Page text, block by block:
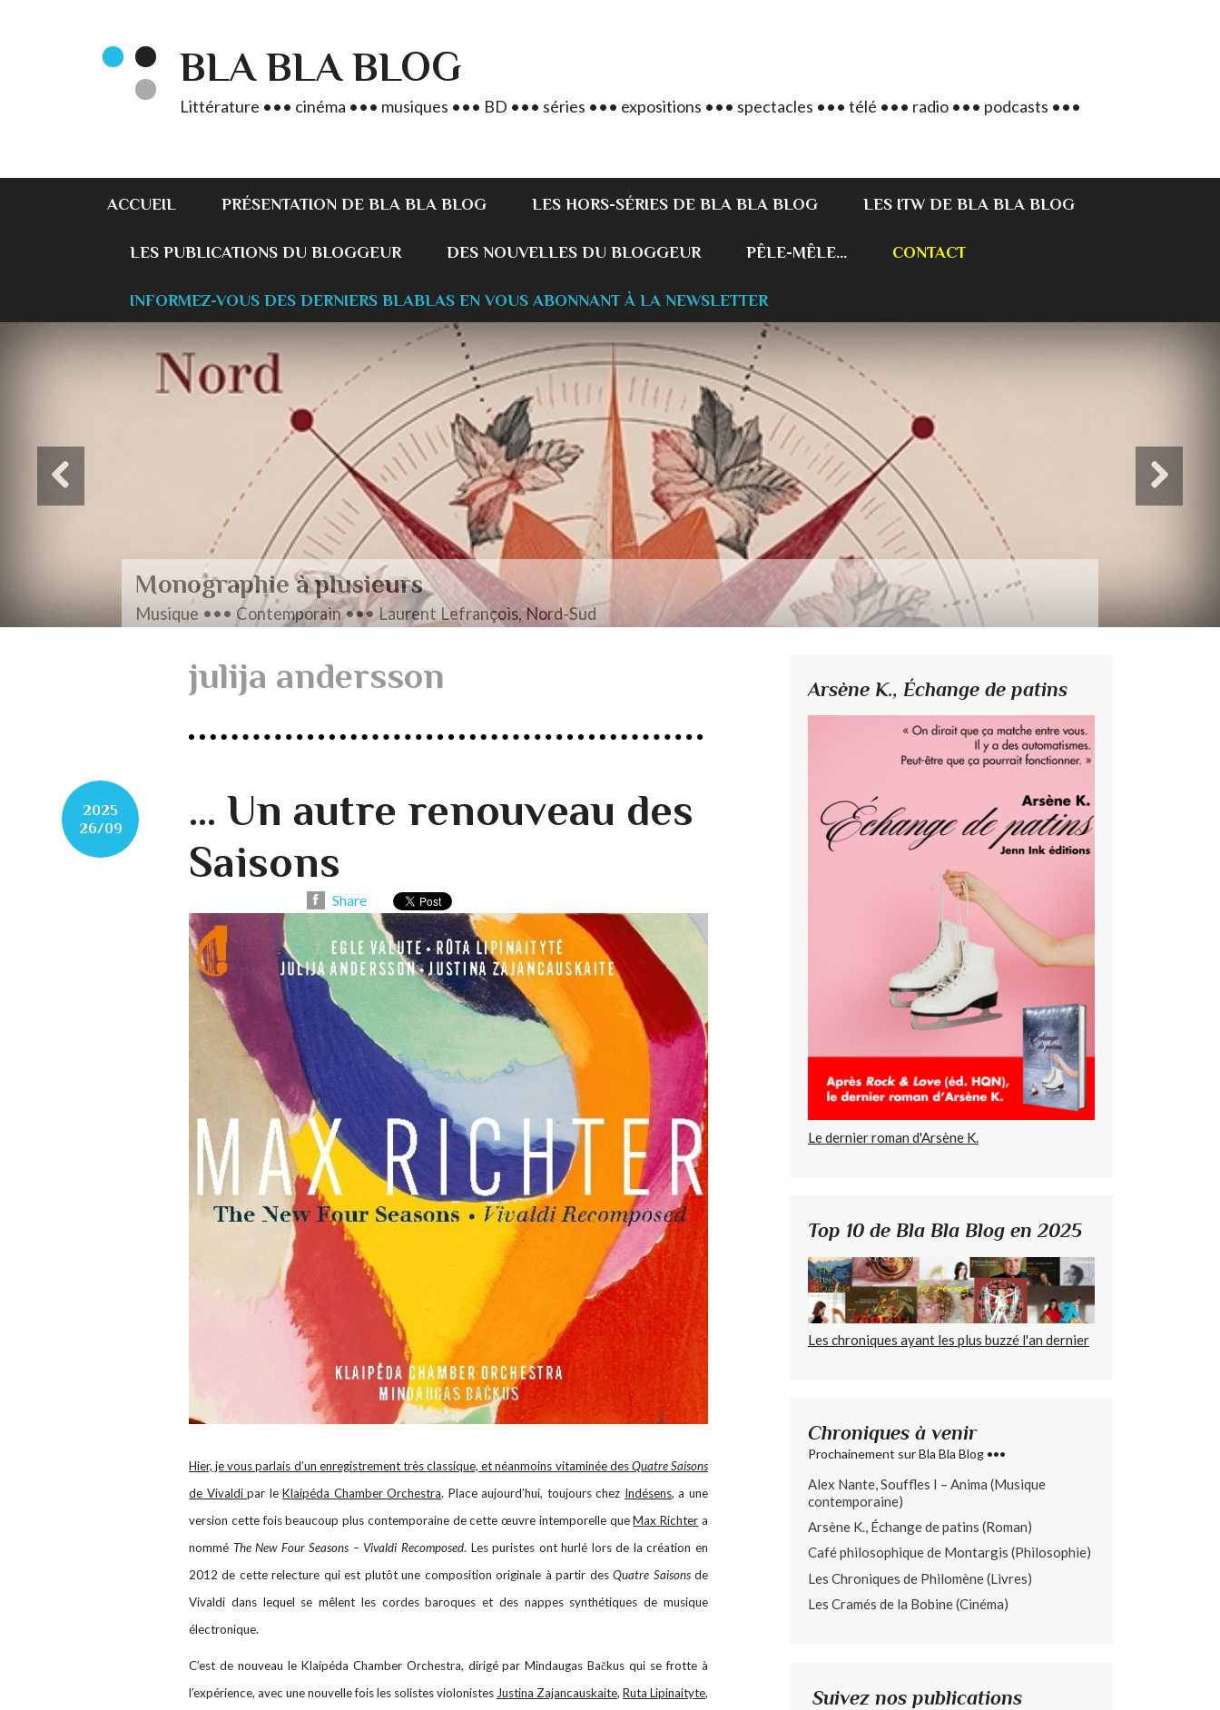
BLA BLA BLOG
Littérature ••• cinéma ••• musiques ••• BD ••• séries ••• expositions ••• spectacles ••• télé ••• radio ••• podcasts •••
ACCUEIL PRÉSENTATION DE BLA BLA BLOG LES HORS-SÉRIES DE BLA BLA BLOG LES ITW DE BLA BLA BLOG
LES PUBLICATIONS DU BLOGGEUR DES NOUVELLES DU BLOGGEUR PÊLE-MÊLE... CONTACT
INFORMEZ-VOUS DES DERNIERS BLABLAS EN VOUS ABONNANT À LA NEWSLETTER
Monographie à plusieurs
Musique ••• Contemporain ••• Laurent Lefrançois, Nord-Sud
julija andersson
2025
26/09
… Un autre renouveau des
Saisons
Share
Hier, je vous parlais d’un enregistrement très classique, et néanmoins vitaminée desQuatre Saisons
de Vivaldipar leKlaipéda Chamber Orchestra. Place aujourd’hui, toujours chez Indésens, a une
version cette fois beaucoup plus contemporaine de cette œuvre intemporelle queMax Richter a
nommé The New Four Seasons – Vivaldi Recomposed. Les puristes ont hurlé lors de la création en
2012 de cette relecture qui est plutôt une composition originale à partir desQuatre Saisonsde
Vivaldi dans lequel se mêlent les cordes baroques et des nappes synthétiques de musique
électronique.
C’est de nouveau le Klaipéda Chamber Orchestra, dirigé par Mindaugas Bačkus qui se frotte à
l’expérience, avec une nouvelle fois les solistes violonistes Justina Zajancauskaite, Ruta Lipinaityte,
Arsène K., Échange de patins
Le dernier roman d'Arsène K.
Top 10 de Bla Bla Blog en 2025
Les chroniques ayant les plus buzzé l'an dernier
Chroniques à venir
Prochainement sur Bla Bla Blog •••
Alex Nante, Souffles I – Anima (Musique
contemporaine)
Arsène K., Échange de patins (Roman)
Café philosophique de Montargis (Philosophie)
Les Chroniques de Philomène (Livres)
Les Cramés de la Bobine (Cinéma)
Suivez nos publications